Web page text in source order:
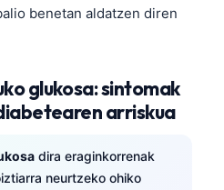
benetan aldatzen diren
glukosa: sintomak
arriskua
dira eraginkorrenak
neurtzeko ohiko